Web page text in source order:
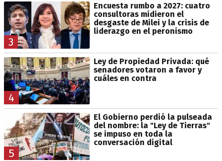
3
Encuesta rumbo a 2027: cuatro
consultoras midieron el
desgaste de Milei y la crisis de
liderazgo en el peronismo
4
Ley de Propiedad Privada: qué
senadores votaron a favor y
cuáles en contra
5
El Gobierno perdió la pulseada
del nombre: la "Ley de Tierras"
se impuso en toda la
conversación digital